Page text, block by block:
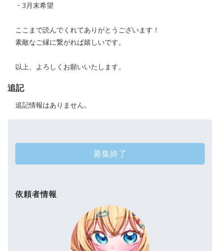
・3月末希望
ここまで読んでくれてありがとうございます！
素敵なご縁に繋がれば嬉しいです。
以上、よろしくお願いいたします。
追記
追記情報はありません。
募集終了
依頼者情報